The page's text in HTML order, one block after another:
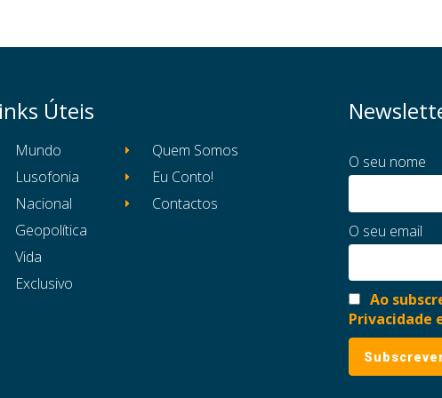
Úteis
Mundo
Lusofonia
Nacional
Geopolítica
Vida
Exclusivo
Quem Somos
Eu Conto!
Contactos
O seu nome
O seu email
Ao
Privacidade